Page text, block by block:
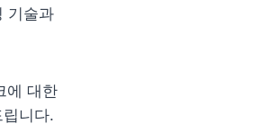
기술과
에 대한
니다.